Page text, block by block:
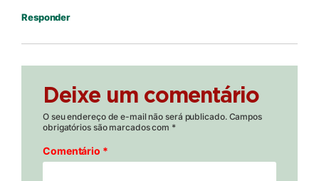
Responder
Deixe um comentário
O seu endereço de e-mail não será publicado. Campos
obrigatórios são marcados com *
Comentário *